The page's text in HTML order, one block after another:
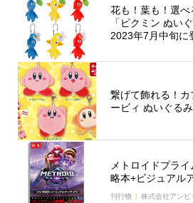
花も！葉も！選べ
「ピクミン ぬい
2023年7月中旬に
繋げて飾れる！
ービィ ぬいぐる
メトロイドプラ
略本+ビジュアル
刊行物 株式会社アンビ